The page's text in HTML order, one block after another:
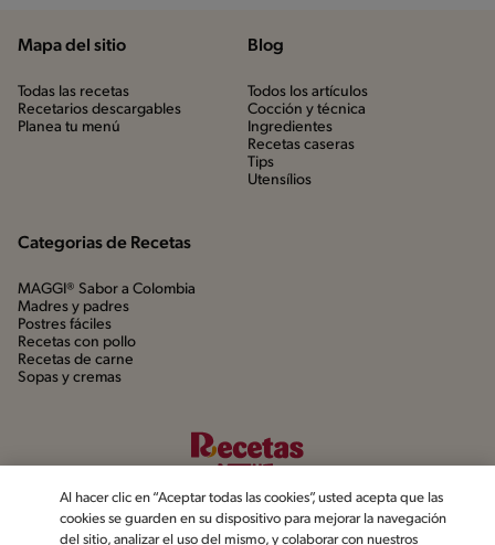
Mapa del sitio
Todas las recetas
Recetarios descargables
Planea tu menú
Blog
Todos los artículos
Cocción y técnica
Ingredientes
Recetas caseras
Tips
Utensílios
Categorias de Recetas
MAGGI® Sabor a Colombia
Madres y padres
Postres fáciles
Recetas con pollo
Recetas de carne
Sopas y cremas
Al hacer clic en “Aceptar todas las cookies”, usted acepta que las
cookies se guarden en su dispositivo para mejorar la navegación
del sitio, analizar el uso del mismo, y colaborar con nuestros